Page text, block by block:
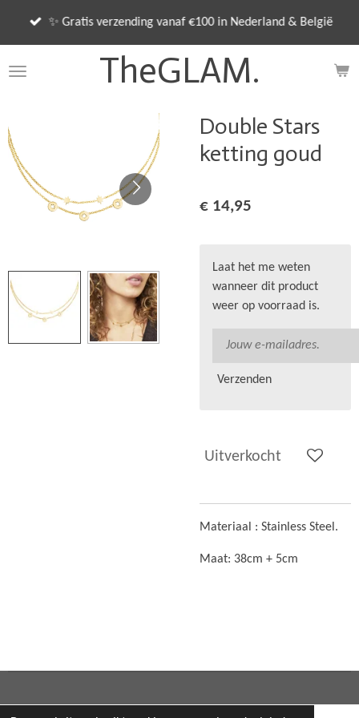
de
TheGLAM.
✨ Gratis verzending vanaf €100 in Nederland & België
Double Stars
ketting goud
€ 14,95
Laat het me weten
wanneer dit product
weer op voorraad is.
Verzenden
Uitverkocht
Materiaal : Stainless Steel.
Maat: 38cm + 5cm